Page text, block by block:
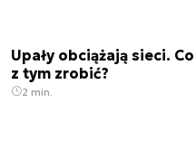
Upały obciążają sieci.
z tym zrobić?
2 min.